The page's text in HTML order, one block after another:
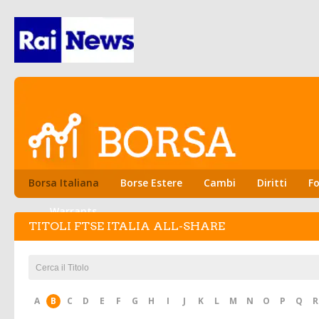
Borsa Italiana Borse Estere Cambi Diritti
Warrants
TITOLI FTSE ITALIA ALL-SHARE
A B C D E F G H I J K L M N O P Q R